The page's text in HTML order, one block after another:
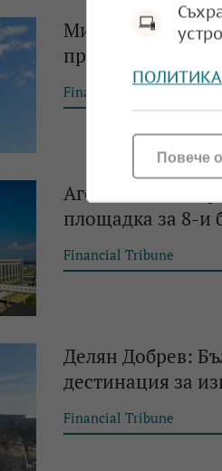
Министерството
проверка в АЕЦ
Financial Tribune
Агенцията за
площадка за 8-и
Financial Tribune
Делян Добрев:
дестинация за
Financial Tribune
Повече